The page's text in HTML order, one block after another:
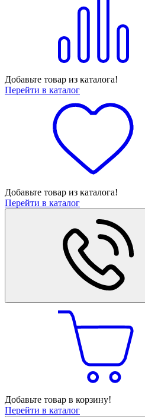
Добавьте товар из каталога!
Перейти в каталог
Добавьте товар из каталога!
Перейти в каталог
Добавьте товар в корзину!
Перейти в каталог